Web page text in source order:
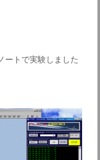
トで実験しました